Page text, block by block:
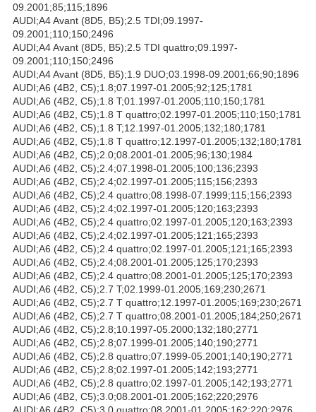
09.2001;85;115;1896
AUDI;A4 Avant (8D5, B5);2.5 TDI;09.1997-
09.2001;110;150;2496
AUDI;A4 Avant (8D5, B5);2.5 TDI quattro;09.1997-
09.2001;110;150;2496
AUDI;A4 Avant (8D5, B5);1.9 DUO;03.1998-09.2001;66;90;1896
AUDI;A6 (4B2, C5);1.8;07.1997-01.2005;92;125;1781
AUDI;A6 (4B2, C5);1.8 T;01.1997-01.2005;110;150;1781
AUDI;A6 (4B2, C5);1.8 T quattro;02.1997-01.2005;110;150;1781
AUDI;A6 (4B2, C5);1.8 T;12.1997-01.2005;132;180;1781
AUDI;A6 (4B2, C5);1.8 T quattro;12.1997-01.2005;132;180;1781
AUDI;A6 (4B2, C5);2.0;08.2001-01.2005;96;130;1984
AUDI;A6 (4B2, C5);2.4;07.1998-01.2005;100;136;2393
AUDI;A6 (4B2, C5);2.4;02.1997-01.2005;115;156;2393
AUDI;A6 (4B2, C5);2.4 quattro;08.1998-07.1999;115;156;2393
AUDI;A6 (4B2, C5);2.4;02.1997-01.2005;120;163;2393
AUDI;A6 (4B2, C5);2.4 quattro;02.1997-01.2005;120;163;2393
AUDI;A6 (4B2, C5);2.4;02.1997-01.2005;121;165;2393
AUDI;A6 (4B2, C5);2.4 quattro;02.1997-01.2005;121;165;2393
AUDI;A6 (4B2, C5);2.4;08.2001-01.2005;125;170;2393
AUDI;A6 (4B2, C5);2.4 quattro;08.2001-01.2005;125;170;2393
AUDI;A6 (4B2, C5);2.7 T;02.1999-01.2005;169;230;2671
AUDI;A6 (4B2, C5);2.7 T quattro;12.1997-01.2005;169;230;2671
AUDI;A6 (4B2, C5);2.7 T quattro;08.2001-01.2005;184;250;2671
AUDI;A6 (4B2, C5);2.8;10.1997-05.2000;132;180;2771
AUDI;A6 (4B2, C5);2.8;07.1999-01.2005;140;190;2771
AUDI;A6 (4B2, C5);2.8 quattro;07.1999-05.2001;140;190;2771
AUDI;A6 (4B2, C5);2.8;02.1997-01.2005;142;193;2771
AUDI;A6 (4B2, C5);2.8 quattro;02.1997-01.2005;142;193;2771
AUDI;A6 (4B2, C5);3.0;08.2001-01.2005;162;220;2976
AUDI;A6 (4B2, C5);3.0 quattro;08.2001-01.2005;162;220;2976